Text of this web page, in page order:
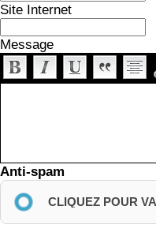
Site Internet
Message
Anti-spam
CLIQUEZ POUR